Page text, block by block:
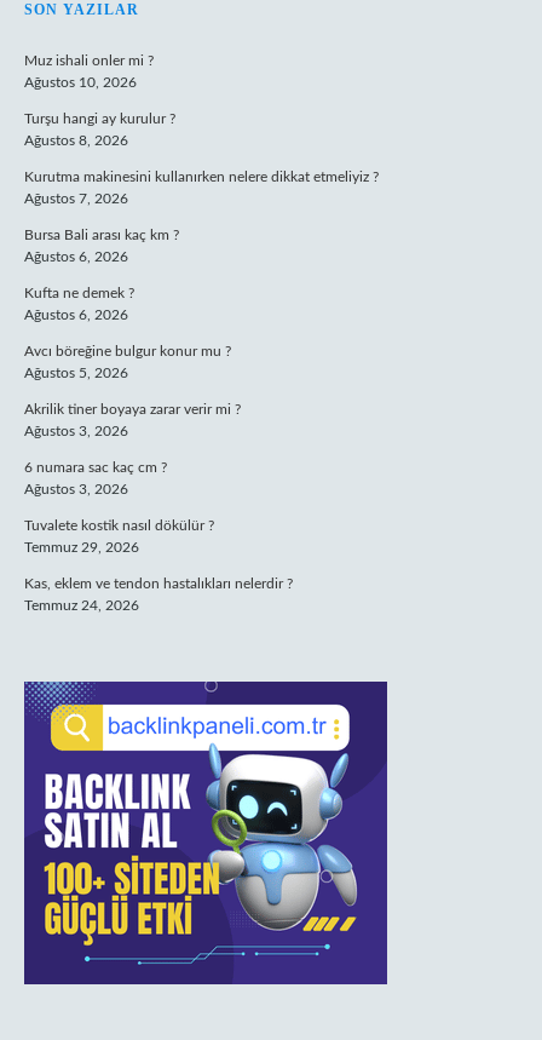
SIDEBAR
SON YAZILAR
Muz ishali onler mi ?
Ağustos 10, 2026
Turşu hangi ay kurulur ?
Ağustos 8, 2026
Kurutma makinesini kullanırken nelere dikkat etmeliyiz ?
Ağustos 7, 2026
Bursa Bali arası kaç km ?
Ağustos 6, 2026
Kufta ne demek ?
Ağustos 6, 2026
Avcı böreğine bulgur konur mu ?
Ağustos 5, 2026
Akrilik tiner boyaya zarar verir mi ?
Ağustos 3, 2026
6 numara sac kaç cm ?
Ağustos 3, 2026
Tuvalete kostik nasıl dökülür ?
Temmuz 29, 2026
Kas, eklem ve tendon hastalıkları nelerdir ?
Temmuz 24, 2026